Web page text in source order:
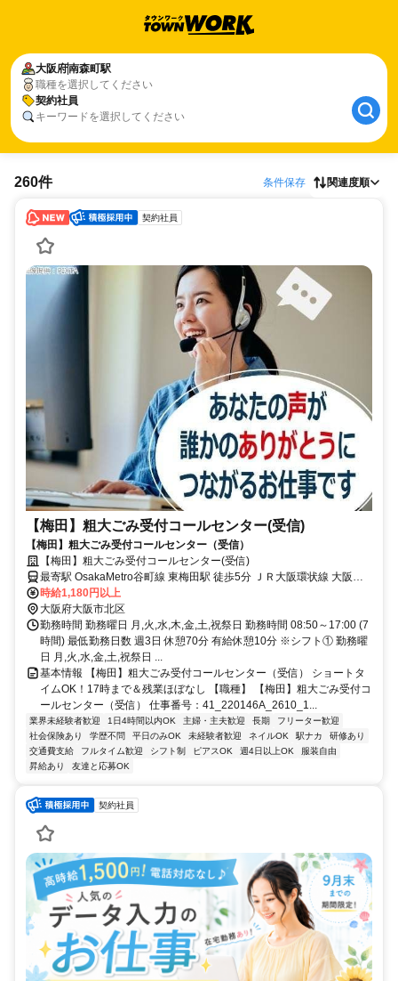
大阪府南森町駅
職種を選択してください
契約社員
キーワードを選択してください
260件 条件保存 関連度順
契約社員
【梅田】粗大ごみ受付コールセンター(受信)
【梅田】粗大ごみ受付コールセンター（受信）
【梅田】粗大ごみ受付コールセンター(受信)
最寄駅 OsakaMetro谷町線 東梅田駅 徒歩5分 ＪＲ大阪環状線 大阪駅
徒歩8分
時給1,180円以上
大阪府大阪市北区
勤務時間 勤務曜日 月,火,水,木,金,土,祝祭日 勤務時間 08:50～17:00 (7
時間) 最低勤務日数 週3日 休憩70分 有給休憩10分 ※シフト① 勤務曜
日 月,火,水,金,土,祝祭日 ...
基本情報 【梅田】粗大ごみ受付コールセンター（受信） ショートタ
イムOK！17時まで＆残業ほぼなし 【職種】 【梅田】粗大ごみ受付コ
ールセンター（受信） 仕事番号：41_220146A_2610_1...
業界未経験者歓迎 1日4時間以内OK 主婦・主夫歓迎 長期
フリーター歓迎
社会保険あり
学歴不問 平日のみOK 未経験者歓迎 ネイルOK 駅ナカ
研修あり
交通費支給
フルタイム歓迎 シフト制 ピアスOK 週4日以上OK
服装自由
昇給あり
友達と応募OK
契約社員